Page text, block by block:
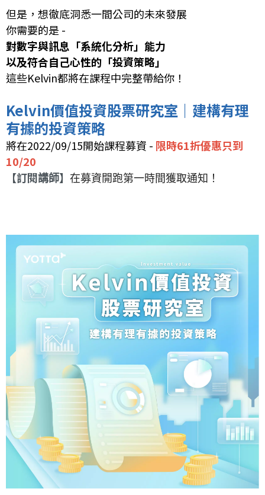
但是，想徹底洞悉一間公司的未來發展
你需要的是 -
對數字與訊息「系統化分析」能力
以及符合自己心性的「投資策略」
這些Kelvin都將在課程中完整帶給你！
Kelvin價值投資股票研究室｜建構有理
有據的投資策略
將在2022/09/15開始課程募資 - 限時61折優惠只到
10/20
【訂閱講師】 在募資開跑第一時間獲取通知！